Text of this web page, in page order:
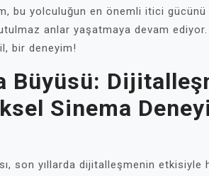
bu yolculuğun en önemli itici
anlar yaşatmaya devam
bir deneyim!
Büyüsü:
Sinema
son yıllarda dijitalleşmenin etkisiyle